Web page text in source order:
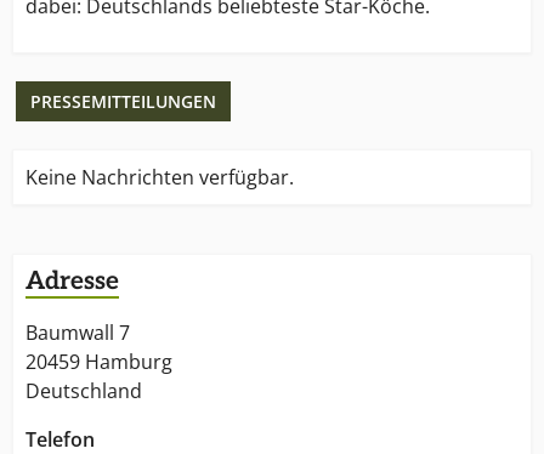
dabei: Deutschlands beliebteste Star-Köche.
PRESSEMITTEILUNGEN
Keine Nachrichten verfügbar.
Adresse
Baumwall 7
20459 Hamburg
Deutschland
Telefon